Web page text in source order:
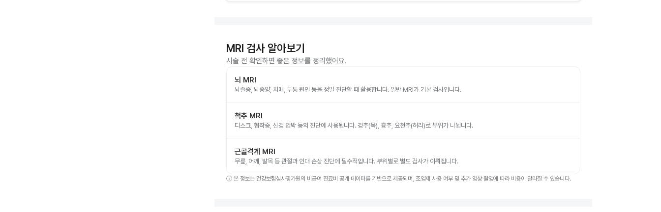
MRI 검사 알아보기
시술 전 확인하면 좋은 정보를 정리했어요.
뇌 MRI
뇌졸중, 뇌종양, 치매, 두통 원인 등을 정밀 진단할 때 활용합니다. 일반 MRI가 기본 검사입니다.
척추 MRI
디스크, 협착증, 신경 압박 등의 진단에 사용됩니다. 경추(목), 흉추, 요천추(허리)로 부위가 나뉩니다.
근골격계 MRI
무릎, 어깨, 발목 등 관절과 인대 손상 진단에 필수적입니다. 부위별로 별도 검사가 이뤄집니다.
ⓘ 본 정보는 건강보험심사평가원의 비급여 진료비 공개 데이터를 기반으로 제공되며, 조영제 사용 여부 및 추가 영상 촬영에 따라 비용이 달라질 수 있습니다.